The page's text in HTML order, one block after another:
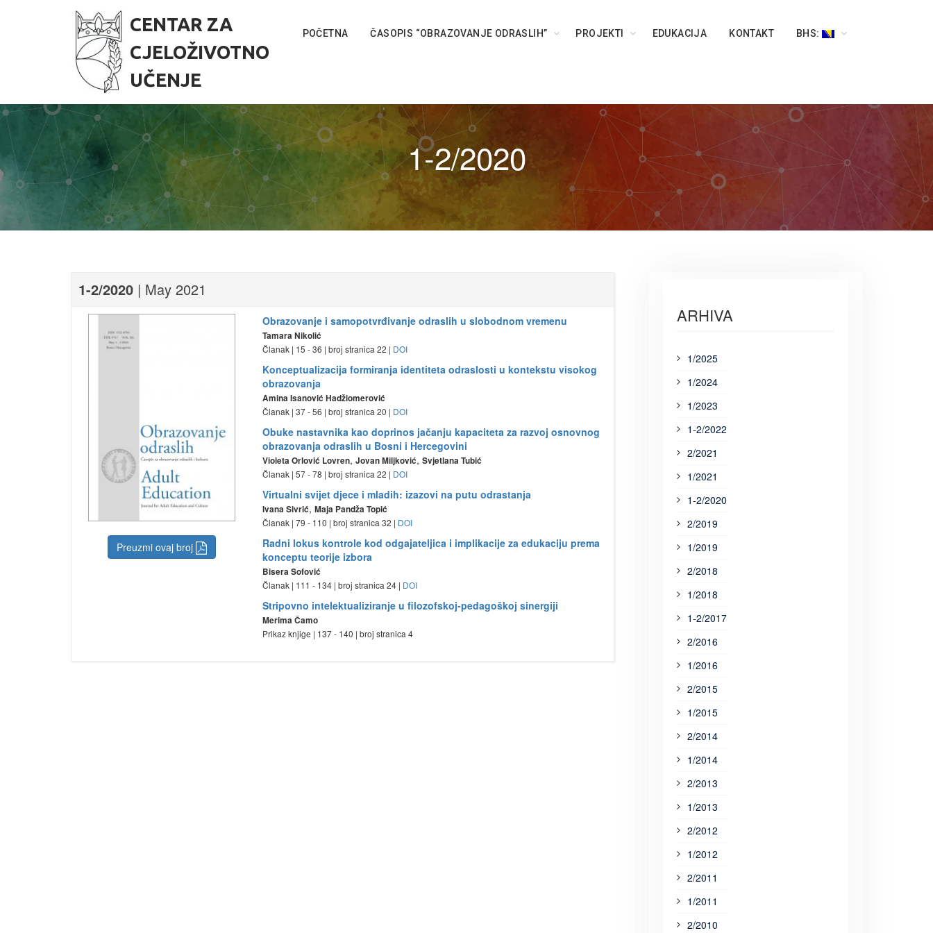
o
n
n
t
CENTAR ZA
CJELOŽIVOTNO
UČENJE
POČETNA ČASOPIS “OBRAZOVANJE ODRASLIH” PROJEKTI EDUKACIJA KONTAKT BHS:
1-2/2020
1-2/2020 | May 2021
Preuzmi ovaj broj
Obrazovanje i samopotvrđivanje odraslih u slobodnom vremenu
Tamara Nikolić
Članak | 15 - 36 | broj stranica 22 | DOI
Konceptualizacija formiranja identiteta odraslosti u kontekstu visokog
obrazovanja
Amina Isanović Hadžiomerović
Članak | 37 - 56 | broj stranica 20 | DOI
Obuke nastavnika kao doprinos jačanju kapaciteta za razvoj osnovnog
obrazovanja odraslih u Bosni i Hercegovini
Violeta Orlović Lovren,Jovan Miljković,Svjetlana Tubić
Članak | 57 - 78 | broj stranica 22 | DOI
Virtualni svijet djece i mladih: izazovi na putu odrastanja
Ivana Sivrić,Maja Pandža Topić
Članak | 79 - 110 | broj stranica 32 | DOI
Radni lokus kontrole kod odgajateljica i implikacije za edukaciju prema
konceptu teorije izbora
Bisera Sofović
Članak | 111 - 134 | broj stranica 24 | DOI
Stripovno intelektualiziranje u filozofskoj-pedagoškoj sinergiji
Merima Čamo
Prikaz knjige | 137 - 140 | broj stranica 4
ARHIVA
1/2025
1/2024
1/2023
1-2/2022
2/2021
1/2021
1-2/2020
2/2019
1/2019
2/2018
1/2018
1-2/2017
2/2016
1/2016
2/2015
1/2015
2/2014
1/2014
2/2013
1/2013
2/2012
1/2012
2/2011
1/2011
2/2010